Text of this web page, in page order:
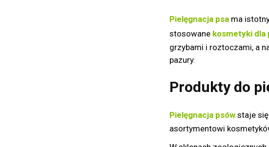
Pielęgnacja psama istotny
stosowane kosmetyki dla
grzybami i roztoczami, a
pazury.
Produkty do
Pielęgnacja psówstaje się
asortymentowi